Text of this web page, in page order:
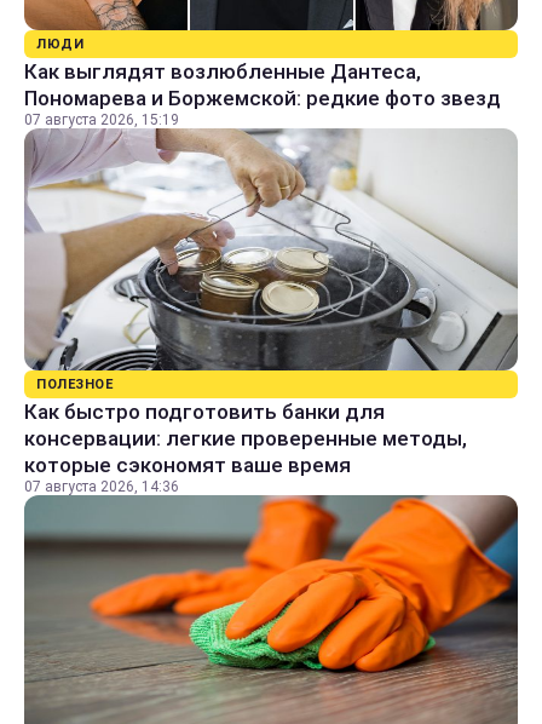
ЛЮДИ
Как выглядят возлюбленные Дантеса,
Пономарева и Боржемской: редкие фото звезд
07 августа 2026, 15:19
ПОЛЕЗНОЕ
Как быстро подготовить банки для
консервации: легкие проверенные методы,
которые сэкономят ваше время
07 августа 2026, 14:36